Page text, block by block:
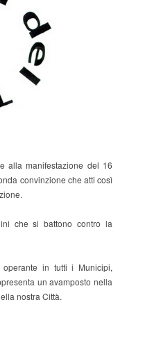
alla manifestazione del 16
convinzione che atti così
che si battono contro la
in tutti i Municipi,
un avamposto nella
nostra Città.